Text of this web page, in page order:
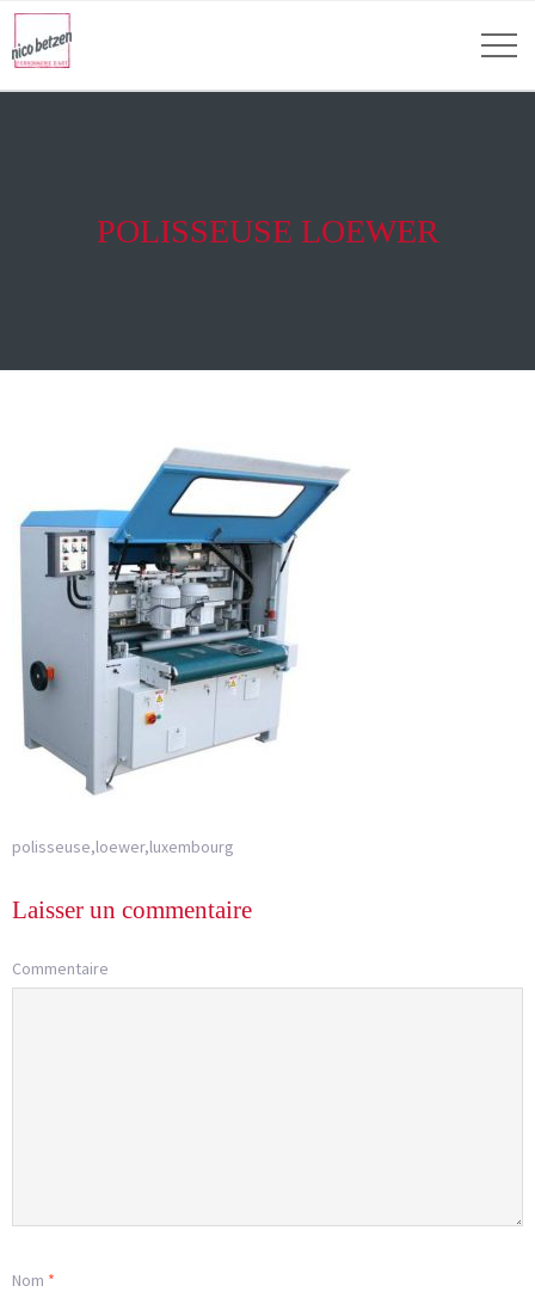
POLISSEUSE LOEWER
polisseuse,loewer,luxembourg
Laisser un commentaire
Commentaire
Nom *